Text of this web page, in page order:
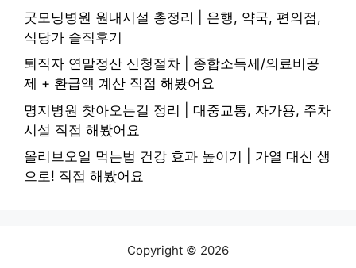
굿모닝병원 원내시설 총정리 | 은행, 약국, 편의점,
식당가 솔직후기
퇴직자 연말정산 신청절차 | 종합소득세/의료비공
제 + 환급액 계산 직접 해봤어요
명지병원 찾아오는길 정리 | 대중교통, 자가용, 주차
시설 직접 해봤어요
올리브오일 먹는법 건강 효과 높이기 | 가열 대신 생
으로! 직접 해봤어요
Copyright © 2026